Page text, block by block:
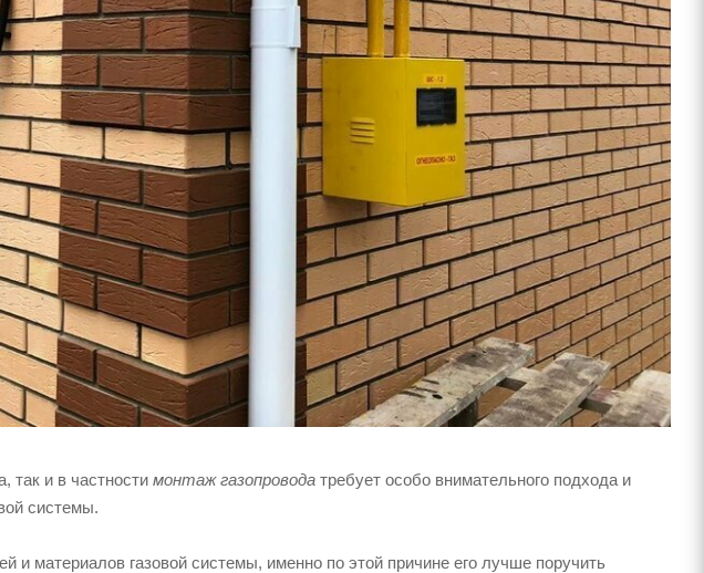
так и в частности монтаж газопровода требует особо внимательного подхода и
системы.
материалов газовой системы, именно по этой причине его лучше поручить